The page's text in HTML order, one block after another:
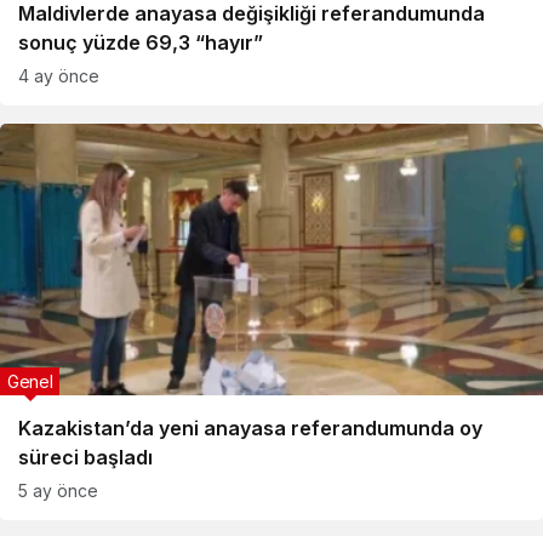
Maldivlerde anayasa değişikliği referandumunda
sonuç yüzde 69,3 “hayır”
4 ay önce
Kazakistan’da yeni anayasa referandumunda oy
süreci başladı
Genel
5 ay önce